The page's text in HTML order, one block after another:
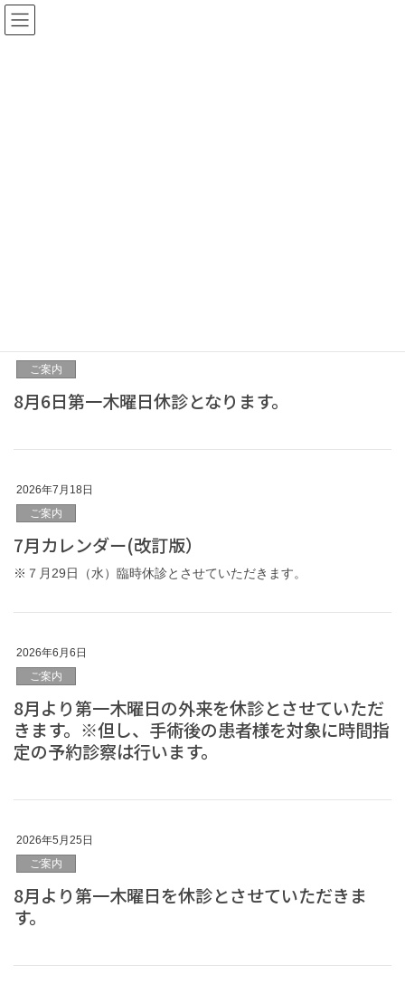
ご案内
8月6日第一木曜日休診となります。
2026年7月18日
ご案内
7月カレンダー(改訂版）
※７月29日（水）臨時休診とさせていただきます。
2026年6月6日
ご案内
8月より第一木曜日の外来を休診とさせていただ
きます。※但し、手術後の患者様を対象に時間指
定の予約診察は行います。
2026年5月25日
ご案内
8月より第一木曜日を休診とさせていただきま
す。